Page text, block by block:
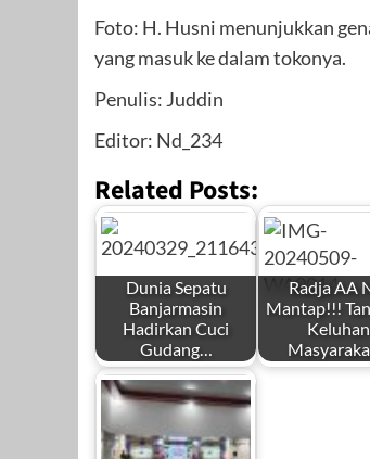
Foto: H. Husni menunjukkan
yang masuk ke dalam tokonya.
Penulis: Juddin
Editor: Nd_234
Related Posts:
Dunia Sepatu
Banjarmasin
Hadirkan Cuci
Gudang…
Radja AA
Mantap!!!
Keluhan